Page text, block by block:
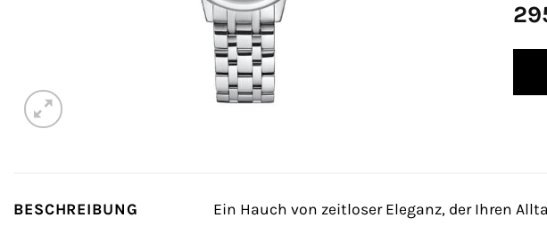
BESCHREIBUNG Ein Hauch von zeitloser Eleganz, der Ihren